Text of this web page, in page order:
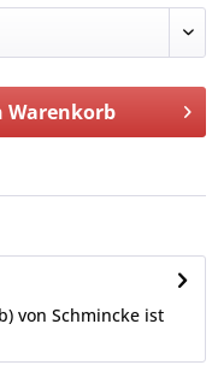
Warenkorb
von Schmincke ist